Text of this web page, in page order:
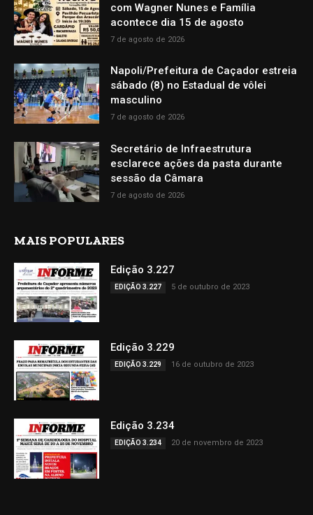
com Wagner Nunes e Família
acontece dia 15 de agosto
7 de agosto de 2026
Napoli/Prefeitura de Caçador estreia
sábado (8) no Estadual de vôlei
masculino
7 de agosto de 2026
Secretário de Infraestrutura
esclarece ações da pasta durante
sessão da Câmara
7 de agosto de 2026
MAIS POPULARES
Edição 3.227
EDIÇÃO 3.227 5 de outubro de 2023
Edição 3.229
EDIÇÃO 3.229 16 de outubro de 2023
Edição 3.234
EDIÇÃO 3.234 20 de novembro de 2023